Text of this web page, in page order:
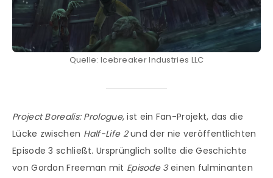
Quelle: Icebreaker Industries LLC
Project Borealis: Prologue, ist ein Fan-Projekt, das die
Lücke zwischen Half-Life 2und der nie veröffentlichten
Episode 3 schließt. Ursprünglich sollte die Geschichte
von Gordon Freeman mit Episode 3einen fulminanten